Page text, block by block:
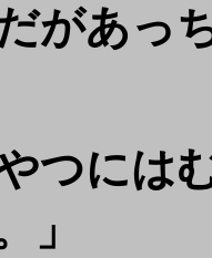
があっ
つには
」